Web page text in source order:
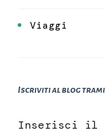
Viaggi
Iscriviti al blog
Inserisci il